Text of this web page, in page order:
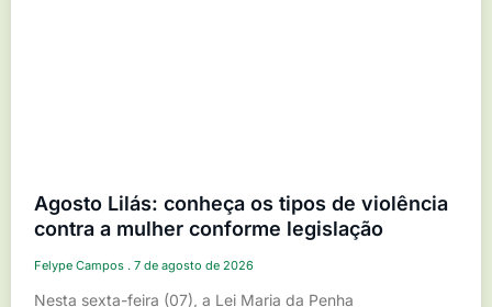
Agosto Lilás: conheça os tipos de violência
contra a mulher conforme legislação
Felype Campos 7 de agosto de 2026
Nesta sexta-feira (07), a Lei Maria da Penha